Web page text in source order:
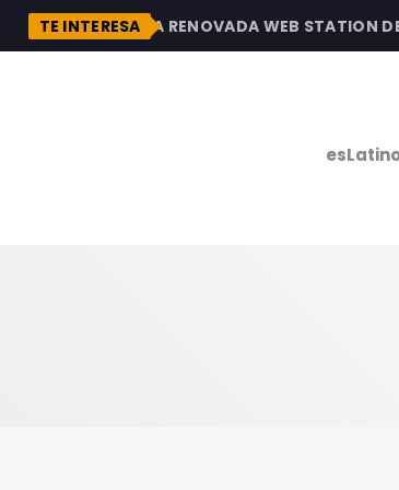
TE INTERESA
DESCUBRE LA RENOVADA WEB STATION DE